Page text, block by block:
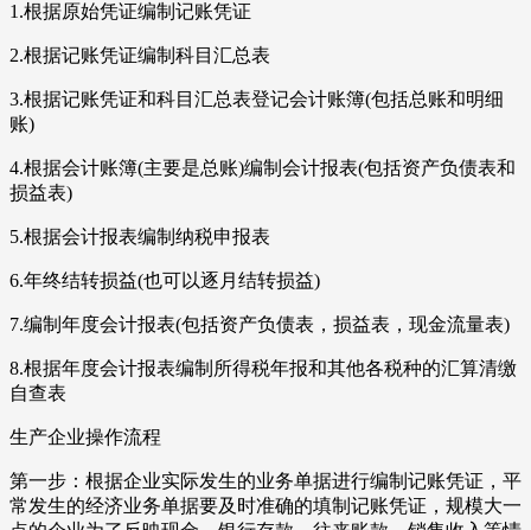
1.根据原始凭证编制记账凭证
2.根据记账凭证编制科目汇总表
3.根据记账凭证和科目汇总表登记会计账簿(包括总账和明细
账)
4.根据会计账簿(主要是总账)编制会计报表(包括资产负债表和
损益表)
5.根据会计报表编制纳税申报表
6.年终结转损益(也可以逐月结转损益)
7.编制年度会计报表(包括资产负债表，损益表，现金流量表)
8.根据年度会计报表编制所得税年报和其他各税种的汇算清缴
自查表
生产企业操作流程
第一步：根据企业实际发生的业务单据进行编制记账凭证，平
常发生的经济业务单据要及时准确的填制记账凭证，规模大一